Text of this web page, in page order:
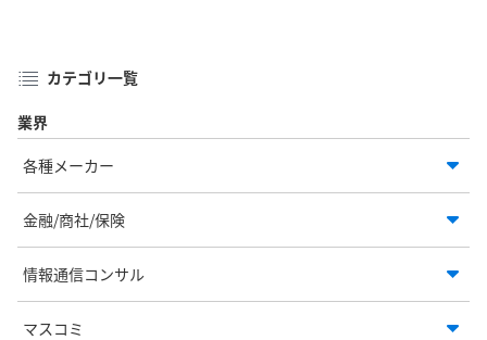
カテゴリ一覧
業界
各種メーカー
金融/商社/保険
情報通信コンサル
マスコミ